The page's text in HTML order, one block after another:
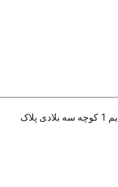
بوشهر دهدشتی کوچه بازار قدیم 1 کوچه سه بلادی پلاک